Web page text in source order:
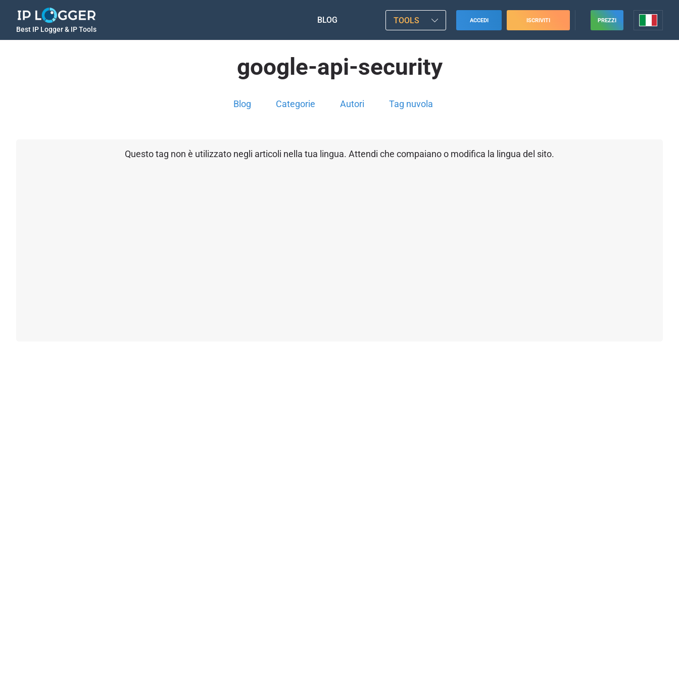
Best IP Logger & IP Tools
BLOG TOOLS ACCEDI ISCRIVITI PREZZI
google-api-security
Blog Categorie Autori Tag nuvola